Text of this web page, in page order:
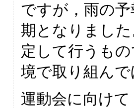
ですが，雨の
期となりまし
定して行うも
境で取り組ん
運動会に向け